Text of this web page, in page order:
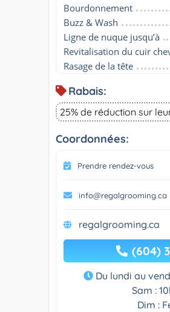
Bourdonnement
Buzz & Wash
Ligne de nuque jusqu’à
Revitalisation du cuir
Rasage de la tête
Rabais:
25% de réduction sur
Coordonnées:
Prendre rendez-vous
info@regalgrooming.ca
regalgrooming.ca
(604)
Du lundi au
Sam :
Dim :